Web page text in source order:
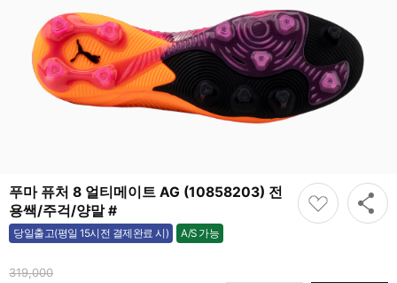
푸마 퓨처 8 얼티메이트 AG (10858203) 전
용쌕/주걱/양말 #
당일출고(평일 15시전 결제완료 시) A/S 가능
가능
319,000